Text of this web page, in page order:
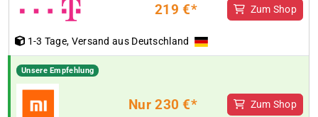
219 €* Zum Shop
1-3 Tage, Versand aus Deutschland
Unsere Empfehlung
Nur 230 €* Zum Shop